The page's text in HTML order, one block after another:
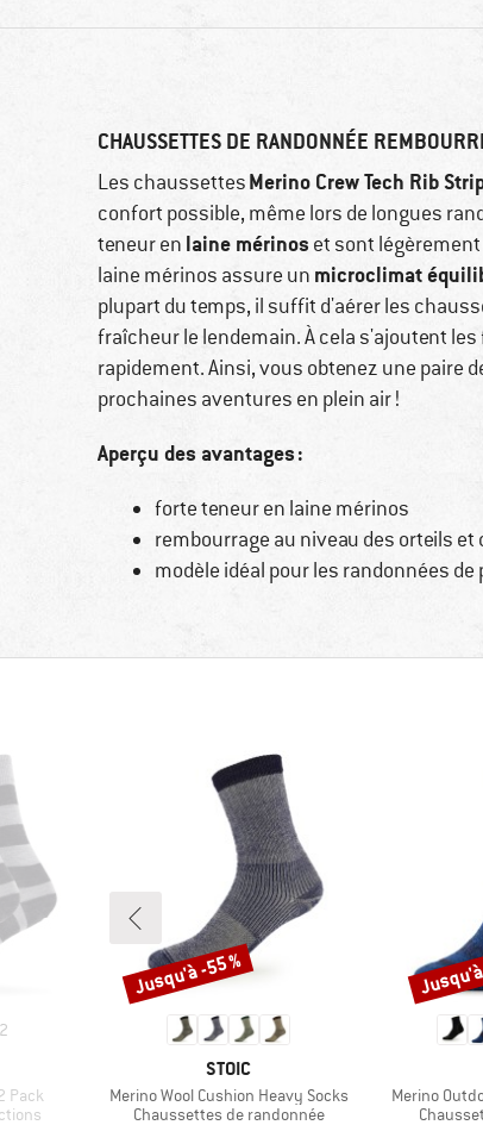
CHAUSSETTES DE RANDONNÉE
Les chaussettesMerino Crew Tech Rib
confort possible, même lors de longues
teneur en laine mérinos et sont
laine mérinos assure un microclimat
plupart du temps, il suffit d'aérer les
fraîcheur le lendemain. À cela s'ajoutent
rapidement. Ainsi, vous obtenez une paire
prochaines aventures en plein air !
Aperçu des avantages :
forte teneur en laine mérinos
rembourrage au niveau des orteils et
modèle idéal pour les randonnées
2
Pack
MARQUE
STOIC
Article
Merino Wool Cushion Heavy Socks
Product group
Chaussettes de randonnée
Remise
Jusqu'à -55 %
Article
Merino
Product
Remise